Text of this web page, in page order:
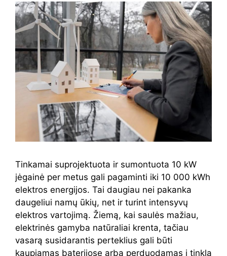
Tinkamai suprojektuota ir sumontuota 10 kW
jėgainė per metus gali pagaminti iki 10 000 kWh
elektros energijos. Tai daugiau nei pakanka
daugeliui namų ūkių, net ir turint intensyvų
elektros vartojimą. Žiemą, kai saulės mažiau,
elektrinės gamyba natūraliai krenta, tačiau
vasarą susidarantis perteklius gali būti
kaupiamas baterijose arba perduodamas į tinklą